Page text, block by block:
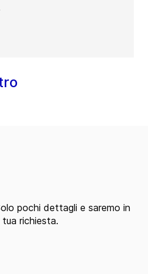
pochi dettagli e saremo in
richiesta.